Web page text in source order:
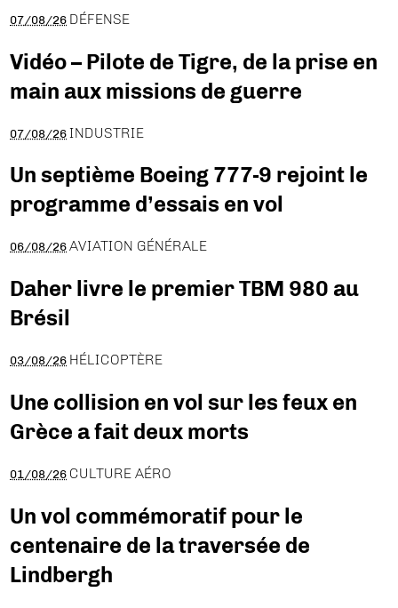
07/08/26 DÉFENSE
Vidéo – Pilote de Tigre, de la prise en
main aux missions de guerre
07/08/26 INDUSTRIE
Un septième Boeing 777-9 rejoint le
programme d’essais en vol
06/08/26 AVIATION GÉNÉRALE
Daher livre le premier TBM 980 au
Brésil
03/08/26 HÉLICOPTÈRE
Une collision en vol sur les feux en
Grèce a fait deux morts
01/08/26 CULTURE AÉRO
Un vol commémoratif pour le
centenaire de la traversée de
Lindbergh